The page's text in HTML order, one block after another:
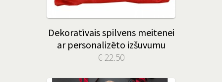
Dekoratīvais spilvens meitenei
ar personalizēto izšuvumu
€ 22.50